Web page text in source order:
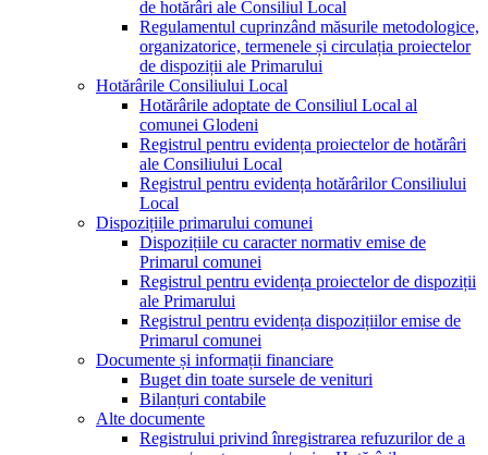
de hotărâri ale Consiliul Local
Regulamentul cuprinzând măsurile metodologice,
organizatorice, termenele și circulația proiectelor
de dispoziții ale Primarului
Hotărârile Consiliului Local
Hotărârile adoptate de Consiliul Local al
comunei Glodeni
Registrul pentru evidența proiectelor de hotărâri
ale Consiliului Local
Registrul pentru evidența hotărârilor Consiliului
Local
Dispozițiile primarului comunei
Dispozițiile cu caracter normativ emise de
Primarul comunei
Registrul pentru evidența proiectelor de dispoziții
ale Primarului
Registrul pentru evidența dispozițiilor emise de
Primarul comunei
Documente și informații financiare
Buget din toate sursele de venituri
Bilanțuri contabile
Alte documente
Registrului privind înregistrarea refuzurilor de a